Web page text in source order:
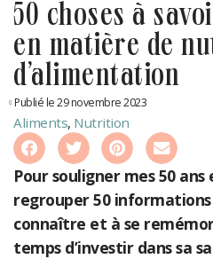
50 choses à savoir absolument
en matière de
d’alimentation
Publié le 29 novembre 2023
Aliments, Nutrition
Pour souligner mes 50 ans
regrouper50
connaître et à se
temps d’investir dans sa